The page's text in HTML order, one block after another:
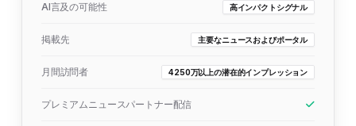
AI言及の可能性 高インパクトシグナル
掲載先 主要なニュースおよびポータル
月間訪問者 4250万以上の潜在的インプレッション
プレミアムニュースパートナー配信